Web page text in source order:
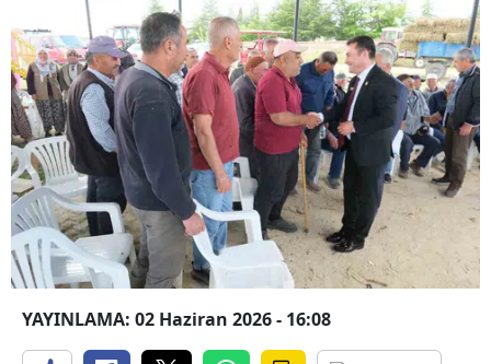
YAYINLAMA: 02 Haziran 2026 - 16:08